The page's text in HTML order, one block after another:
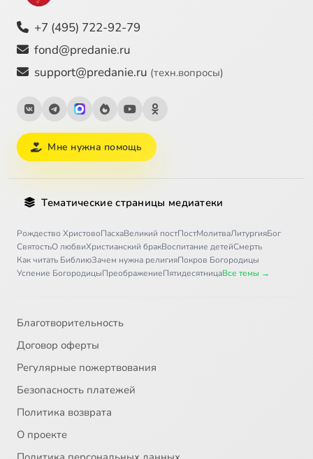
+7 (495) 722-92-79
fond@predanie.ru
support@predanie.ru (техн.вопросы)
Мне нужна помощь
Тематические страницы медиатеки
Рождество ХристовоПасхаВеликий постПостМолитваЛитургияБог
СвятостьО любвиХристианский бракВоспитание детейСмерть
Как читать БиблиюЗачем нужна религияПокров Богородицы
Успение БогородицыПреображениеПятидесятницаВсе темы →
Благотворительность
Договор оферты
Регулярные пожертвования
Безопасность платежей
Политика возврата
О проекте